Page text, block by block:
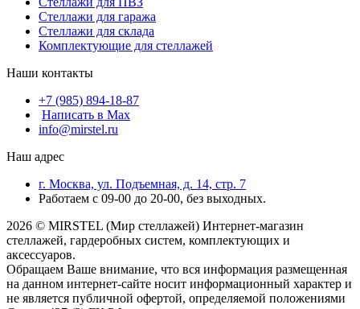
Стеллажи для гаража
Стеллажи для склада
Комплектующие для стеллажей
Наши контакты
+7 (985) 894-18-87
Написать в Max
info@mirstel.ru
Наш адрес
г. Москва, ул. Подъемная, д. 14, стр. 7
Работаем с 09-00 до 20-00, без выходных.
2026 © MIRSTEL (Мир стеллажей) Интернет-магазин
стеллажей, гардеробных систем, комплектующих и
аксессуаров.
Обращаем Ваше внимание, что вся информация размещенная
на данном интернет-сайте носит информационный характер и
не является публичной офертой, определяемой положениями